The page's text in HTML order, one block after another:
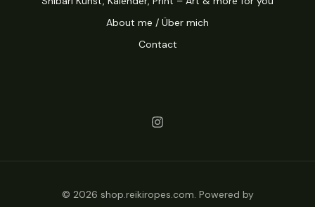
About me / Über mich
Contact
© 2026 shop.reikiropes.com. Powered by